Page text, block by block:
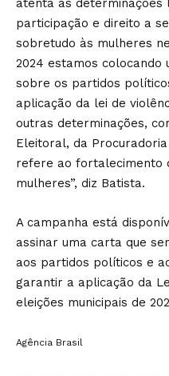
atenta às determinações
participação e direito a
sobretudo às mulheres
2024 estamos colocando
sobre os partidos
aplicação da lei de
outras determinações,
Eleitoral, da
refere ao fortalecimento
mulheres”, diz Batista.
A campanha está
assinar uma carta que
aos partidos políticos e
garantir a aplicação da
eleições municipais de
Agência Brasil